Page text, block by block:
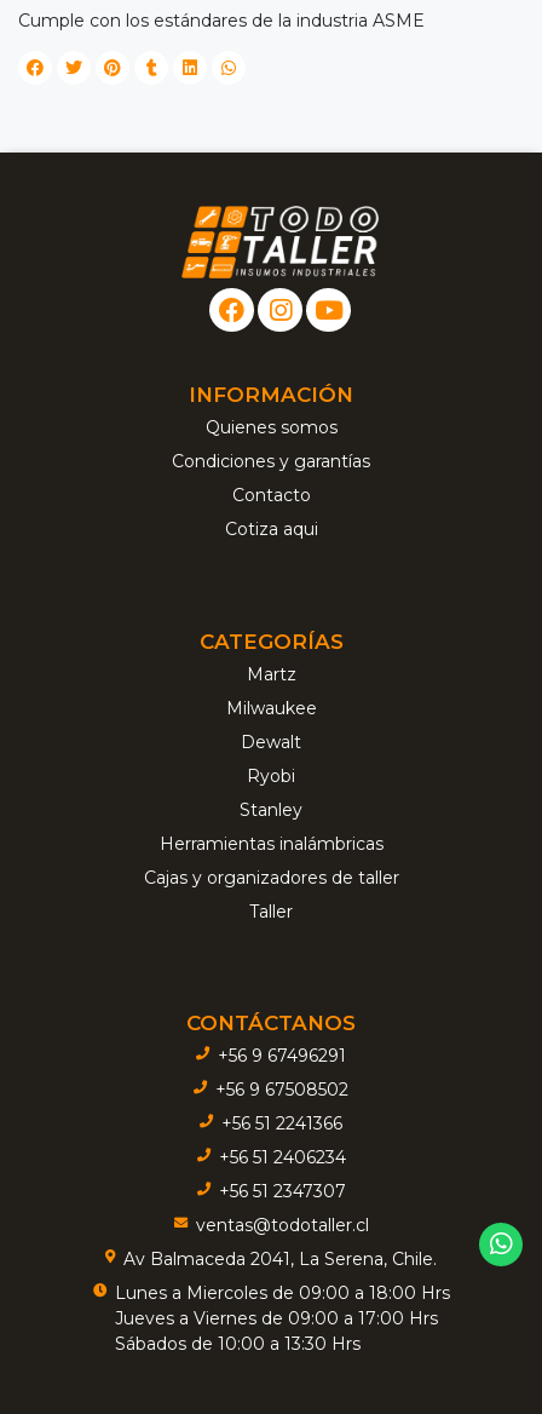
Cumple con los estándares de la industria ASME
INFORMACIÓN
Quienes somos
Condiciones y garantías
Contacto
Cotiza aqui
CATEGORÍAS
Martz
Milwaukee
Dewalt
Ryobi
Stanley
Herramientas inalámbricas
Cajas y organizadores de taller
Taller
CONTÁCTANOS
+56 9 67496291
+56 9 67508502
+56 51 2241366
+56 51 2406234
+56 51 2347307
ventas@todotaller.cl
Av Balmaceda 2041, La Serena, Chile.
Lunes a Miercoles de 09:00 a 18:00 Hrs
Jueves a Viernes de 09:00 a 17:00 Hrs
Sábados de 10:00 a 13:30 Hrs